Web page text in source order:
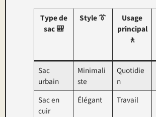
Type de
sac 🎒
Style 👔
Usage
principal
🚶
Sac
urbain
Minimali
ste
Quotidie
n
Sac en
cuir
Élégant Travail